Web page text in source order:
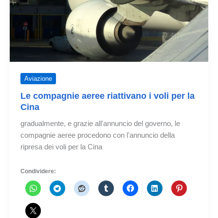
Panama
Aviazione
Le compagnie aeree riattivano i voli per la
Cina
gradualmente, e grazie all'annuncio del governo, le
compagnie aeree procedono con l'annuncio della
ripresa dei voli per la Cina
Condividere: